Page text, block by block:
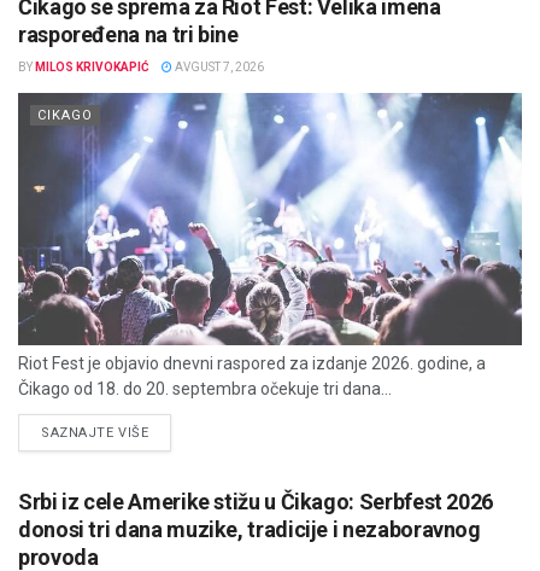
Čikago se sprema za Riot Fest: Velika imena
raspoređena na tri bine
BY MILOS KRIVOKAPIĆ AVGUST 7, 2026
CIKAGO
Riot Fest je objavio dnevni raspored za izdanje 2026. godine, a
Čikago od 18. do 20. septembra očekuje tri dana...
SAZNAJTE VIŠEDETAILS
Srbi iz cele Amerike stižu u Čikago: Serbfest 2026
donosi tri dana muzike, tradicije i nezaboravnog
provoda